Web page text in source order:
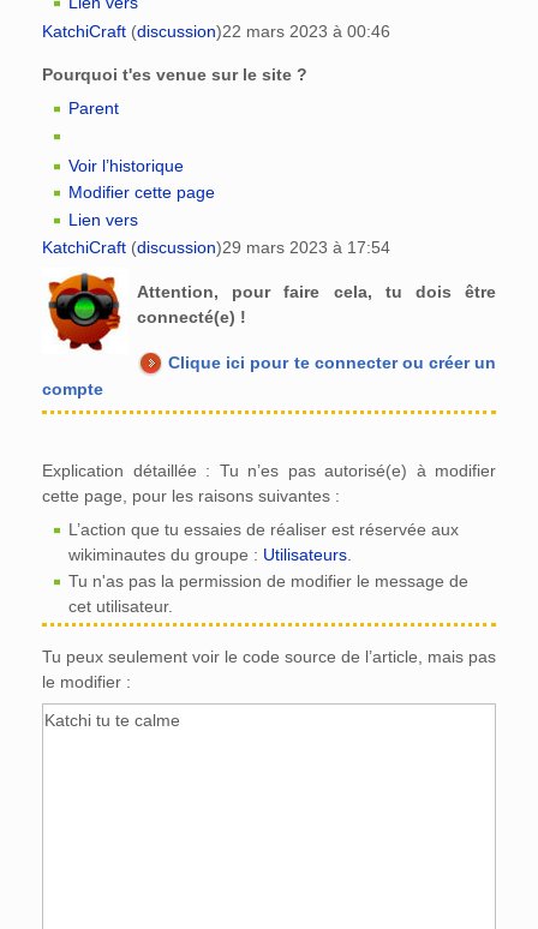
KatchiCraft (discussion)22 mars 2023 à 00:46
Pourquoi t'es venue sur le site ?
Parent
Voir l’historique
Modifier cette page
Lien vers
KatchiCraft (discussion)29 mars 2023 à 17:54
Attention, pour faire cela, tu dois être
connecté(e) !
Clique ici pour te connecter ou créer un
compte
Explication détaillée : Tu n’es pas autorisé(e) à modifier
cette page, pour les raisons suivantes :
L’action que tu essaies de réaliser est réservée aux
wikiminautes du groupe : Utilisateurs
Tu n'as pas la permission de modifier le message de
cet utilisateur.
Tu peux seulement voir le code source de l’article, mais pas
le modifier :